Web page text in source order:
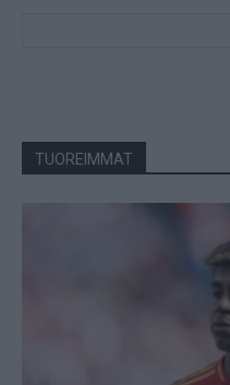
TUOREIMMAT